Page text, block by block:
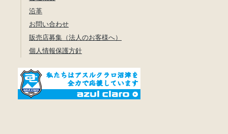
沿革
お問い合わせ
販売店募集（法人のお客様へ）
個人情報保護方針